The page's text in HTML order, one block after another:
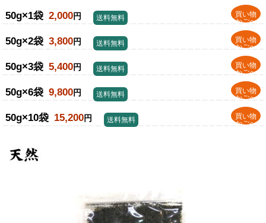
50g×1袋 2,000円
買い物
かごへ
送料無料
50g×2袋 3,800円
買い物
かごへ
送料無料
50g×3袋 5,400円
買い物
かごへ
送料無料
50g×6袋 9,800円
買い物
かごへ
送料無料
50g×10袋 15,200円
買い物
かごへ
送料無料